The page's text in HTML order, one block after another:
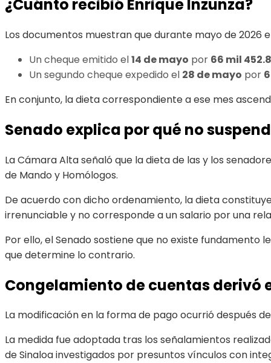
¿Cuánto recibió Enrique Inzunza?
Los documentos muestran que durante mayo de 2026
Un cheque emitido el14 de mayo por 66 mil
Un segundo cheque expedido el 28 de mayo por
En conjunto, la dieta correspondiente a ese mes
Senado explica por qué no
La Cámara Alta señaló que la dieta de las y los
de Mando y Homólogos.
De acuerdo con dicho ordenamiento, la dieta
irrenunciable y no corresponde a un salario por una
Por ello, el Senado sostiene que no existe
que determine lo contrario.
Congelamiento de cuentas derivó
La modificación en la forma de pago ocurrió después
La medida fue adoptada tras los señalamientos
de Sinaloa investigados por presuntos vínculos con